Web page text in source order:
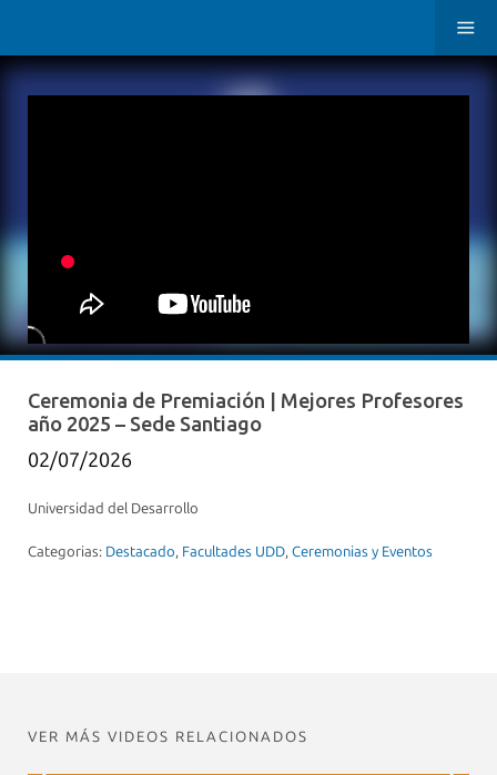
Ceremonia de Premiación | Mejores Profesores
año 2025 – Sede Santiago
02/07/2026
Universidad del Desarrollo
Categorias: Destacado, Facultades UDD, Ceremonias y Eventos
VER MÁS VIDEOS RELACIONADOS